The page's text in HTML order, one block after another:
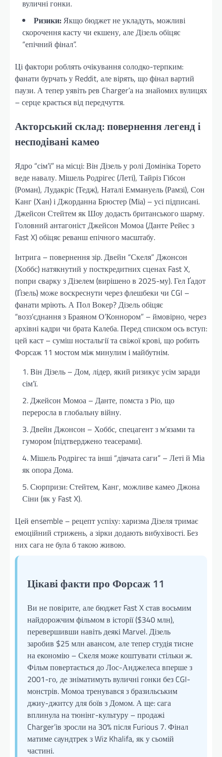
вуличні гонки.
Ризики:Якщо бюджет не укладуть, можливі
скорочення касту чи екшену, але Дізель обіцяє
“епічний фінал”.
Ці фактори роблять очікування солодко-терпким:
фанати бурчать у Reddit, але вірять, що фінал вартий
паузи. А тепер уявіть рев Charger’а на знайомих вулицях
– серце крається від передчуття.
Акторський склад: повернення легенд і
несподівані камео
Ядро “сім’ї” на місці: Він Дізель у ролі Домініка Торето
веде навалу. Мішель Родрігес (Леті), Тайріз Гібсон
(Роман), Лудакріс (Тедж), Наталі Еммануель (Рамзі), Сон
Канг (Хан) і Джорданна Брюстер (Міа) – усі підписані.
Джейсон Стейтем як Шоу додасть британського шарму.
Головний антагоніст Джейсон Момоа (Данте Рейес з
Fast X) обіцяє реванш епічного масштабу.
Інтрига – повернення зір. Двейн “Скеля” Джонсон
(Хоббс) натякнутий у посткредитних сценах Fast X,
попри сварку з Дізелем (вирішено в 2025-му). Гел Ґадот
(Ґізель) може воскреснути через флешбеки чи CGI –
фанати мріють. А Пол Вокер? Дізель обіцяє
“возз’єднання з Браяном О’Коннором” – ймовірно, через
архівні кадри чи брата Калеба. Перед списком ось вступ:
цей каст – суміш ностальгії та свіжої крові, що робить
Форсаж 11 мостом між минулим і майбутнім.
Він Дізель – Дом, лідер, який ризикує усім заради
сім’ї.
Джейсон Момоа – Данте, помста з Ріо, що
переросла в глобальну війну.
Двейн Джонсон – Хоббс, спецагент з м’язами та
гумором (підтверджено теасерами).
Мішель Родрігес та інші “дівчата саги” – Леті й Міа
як опора Дома.
Сюрпризи: Стейтем, Канг, можливе камео Джона
Сіни (як у Fast X).
Цей ensemble – рецепт успіху: харизма Дізеля тримає
емоційний стрижень, а зірки додають вибухівості. Без
них сага не була б такою живою.
Цікаві факти про Форсаж 11
Ви не повірите, але бюджет Fast X став восьмим
найдорожчим фільмом в історії ($340 млн),
перевершивши навіть деякі Marvel. Дізель
заробив $25 млн авансом, але тепер студія тисне
на економію – Скеля може коштувати стільки ж.
Фільм повертається до Лос-Анджелеса вперше з
2001-го, де зніматимуть вуличні гонки без CGI-
монстрів. Момоа тренувався з бразильським
джиу-джитсу для боїв з Домом. А ще: сага
вплинула на тюнінг-культуру – продажі
Charger’ів зросли на 30% після Furious 7. Фінал
матиме саундтрек з Wiz Khalifa, як у сьомій
частині.